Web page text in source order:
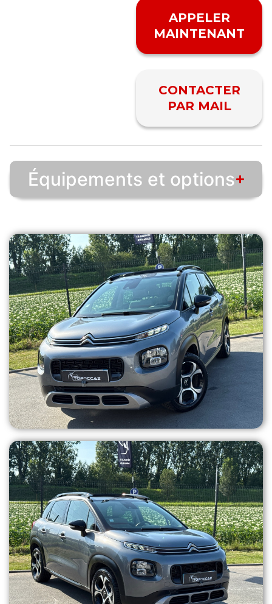
APPELER
MAINTENANT
CONTACTER
PAR MAIL
Équipements et options